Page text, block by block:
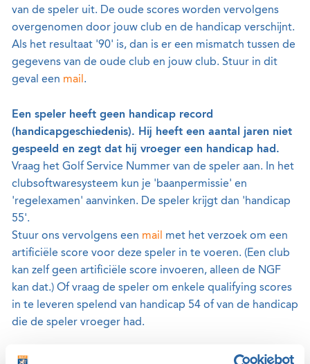
van de speler uit. De oude scores worden vervolgens
overgenomen door jouw club en de handicap verschijnt.
Als het resultaat '90' is, dan is er een mismatch tussen de
gegevens van de oude club en jouw club. Stuur in dit
geval een mail .
Een speler heeft geen handicap record
(handicapgeschiedenis). Hij heeft een aantal jaren niet
gespeeld en zegt dat hij vroeger een handicap had.
Vraag het Golf Service Nummer van de speler aan. In het
clubsoftwaresysteem kun je 'baanpermissie' en
'regelexamen' aanvinken. De speler krijgt dan 'handicap
55'.
Stuur ons vervolgens een mail
met het verzoek om een
artificiële score voor deze speler in te voeren. (Een club
kan zelf geen artificiële score invoeren, alleen de NGF
kan dat.) Of vraag de speler om enkele qualifying scores
in te leveren spelend van handicap 54 of van de handicap
die de speler vroeger had.
Een speler uit het buitenland gaat in Nederland